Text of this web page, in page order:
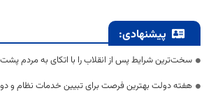
پیشنهادی:
سخت‌ترین شرایط پس از انقلاب را با اتکای به مردم
هفته دولت بهترین فرصت برای تبیین خدمات نظام و